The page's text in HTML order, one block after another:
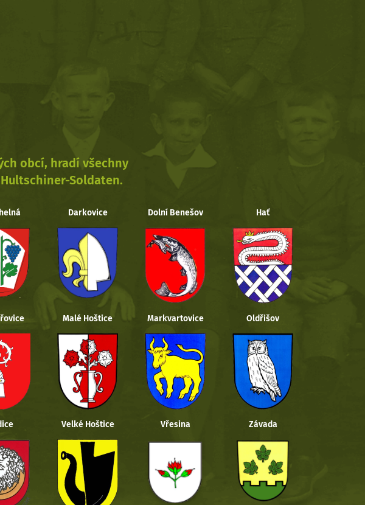
obcí, hradí všechny
Soldaten.
Darkovice Dolní Benešov Hať
Malé Hoštice Markvartovice Oldřišov
Velké Hoštice Vřesina Závada